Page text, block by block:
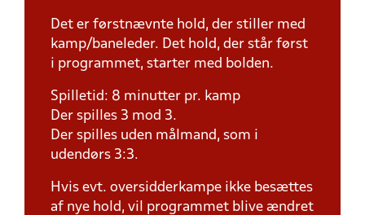
Det er førstnævnte hold, der stiller med
kamp/baneleder. Det hold, der står først
i programmet, starter med bolden.
Spilletid: 8 minutter pr. kamp
Der spilles 3 mod 3.
Der spilles uden målmand, som i
udendørs 3:3.
Hvis evt. oversidderkampe ikke besættes
af nye hold, vil programmet blive ændret